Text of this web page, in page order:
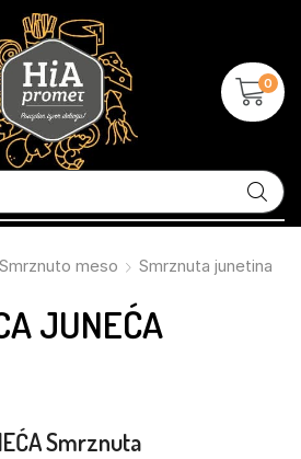
0
Smrznuto meso Smrznuta junetina
JUNEĆA
Smrznuta